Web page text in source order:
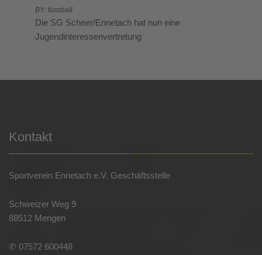
BY: fussball
Die SG Scheer/Ennetach hat nun eine
Jugendinteressenvertretung
Kontakt
Sportverein Ennetach e.V. Geschäftsstelle
Schweizer Weg 9
88512 Mengen
✆ 07572 600448